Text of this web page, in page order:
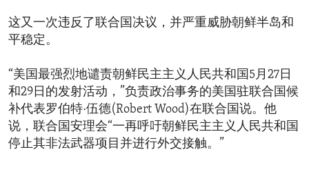
这又一次违反了联合国决议，并严重威胁朝鲜半岛和
平稳定。
“美国最强烈地谴责朝鲜民主主义人民共和国5月27日
和29日的发射活动，”负责政治事务的美国驻联合国候
补代表罗伯特·伍德(Robert Wood)在联合国说。他
说，联合国安理会“一再呼吁朝鲜民主主义人民共和国
停止其非法武器项目并进行外交接触。”